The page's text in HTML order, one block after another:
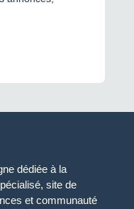
dédiée à la
site de
et communauté